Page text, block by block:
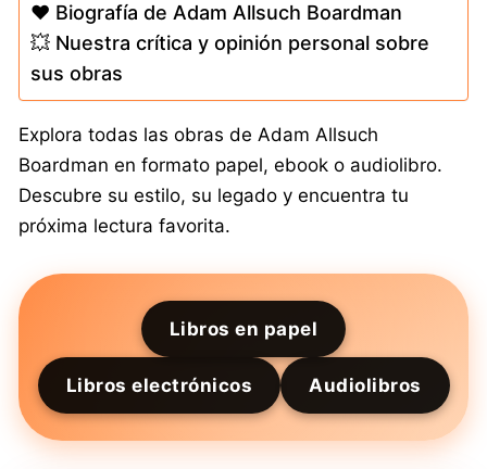
❤️ Biografía de Adam Allsuch Boardman
💥 Nuestra crítica y opinión personal sobre
sus obras
Explora todas las obras de Adam Allsuch
Boardman en formato papel, ebook o audiolibro.
Descubre su estilo, su legado y encuentra tu
próxima lectura favorita.
Libros en papel
Libros electrónicos Audiolibros